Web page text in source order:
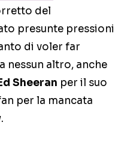
del
presunte pressioni
di voler far
nessun altro, anche
Sheeran per il suo
per la mancata
.